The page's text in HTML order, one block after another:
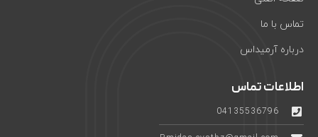
تماس با ما
درباره آرمیداس
اطلاعات تماس
04135536796